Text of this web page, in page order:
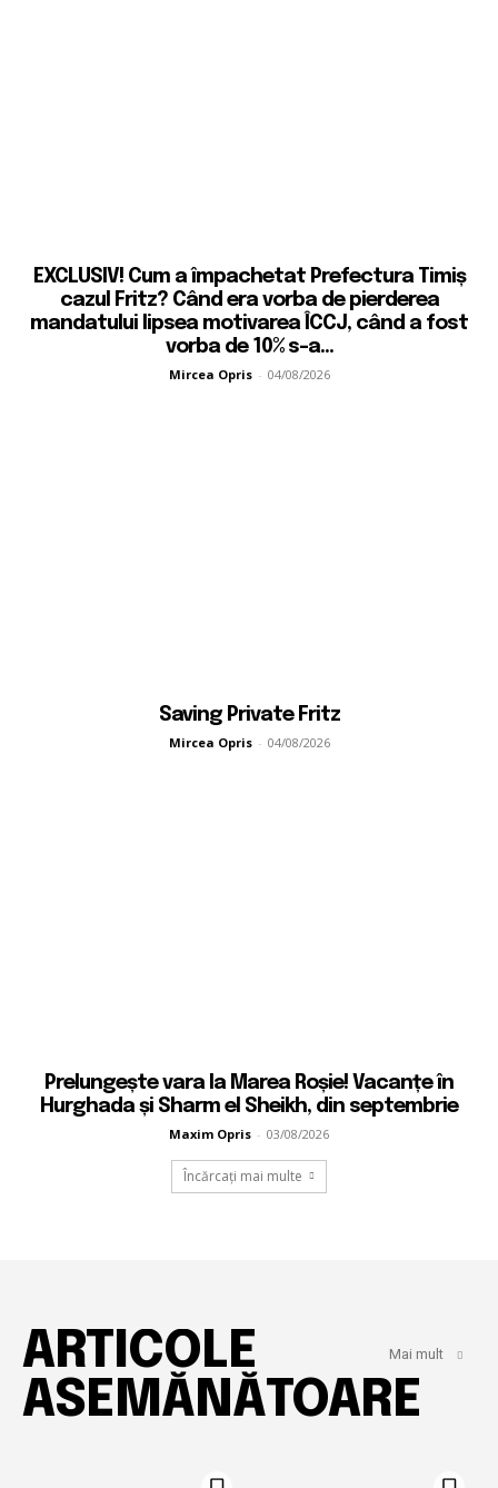
EXCLUSIV! Cum a împachetat Prefectura Timiș
cazul Fritz? Când era vorba de pierderea
mandatului lipsea motivarea ÎCCJ, când a fost
vorba de 10% s-a...
Mircea Opris - 04/08/2026
Saving Private Fritz
Mircea Opris - 04/08/2026
Prelungește vara la Marea Roșie! Vacanțe în
Hurghada și Sharm el Sheikh, din septembrie
Maxim Opris - 03/08/2026
Încărcați mai multe
ARTICOLE
ASEMĂNĂTOARE
Mai mult